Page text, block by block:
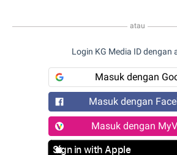
atau
Login KG Media ID dengan
Masuk dengan
Masuk dengan
Masuk dengan
Sign in with Apple